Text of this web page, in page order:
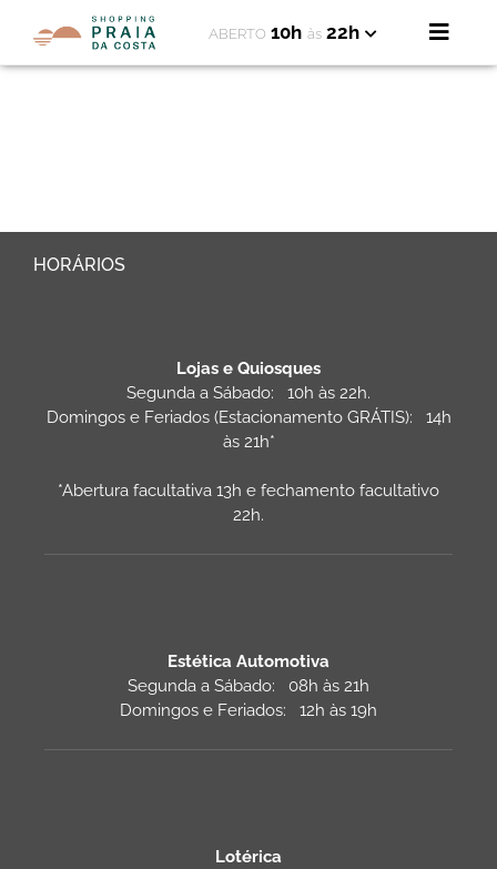
ABERTO 10h às 22h
HORÁRIOS
Lojas e Quiosques
Segunda a Sábado: 10h às 22h.
Domingos e Feriados (Estacionamento GRÁTIS): 14h
às 21h*
*Abertura facultativa 13h e fechamento facultativo
22h.
Estética Automotiva
Segunda a Sábado: 08h às 21h
Domingos e Feriados: 12h às 19h
Lotérica